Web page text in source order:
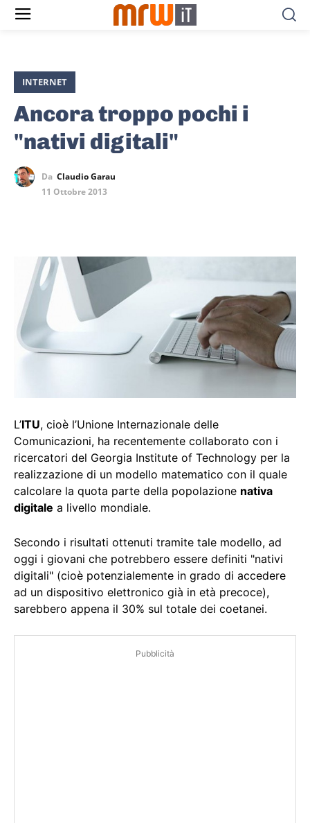
INTERNET
Ancora troppo pochi i
"nativi digitali"
Da Claudio Garau
11 Ottobre 2013
L’ITU, cioè l’Unione Internazionale delle
Comunicazioni, ha recentemente collaborato con i
ricercatori del Georgia Institute of Technology per la
realizzazione di un modello matematico con il quale
calcolare la quota parte della popolazione nativa
digitale a livello mondiale.
Secondo i risultati ottenuti tramite tale modello, ad
oggi i giovani che potrebbero essere definiti "nativi
digitali" (cioè potenzialemente in grado di accedere
ad un dispositivo elettronico già in età precoce),
sarebbero appena il 30% sul totale dei coetanei.
Pubblicità